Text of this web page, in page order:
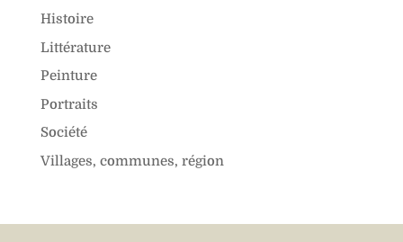
Histoire
Littérature
Peinture
Portraits
Société
Villages, communes, région